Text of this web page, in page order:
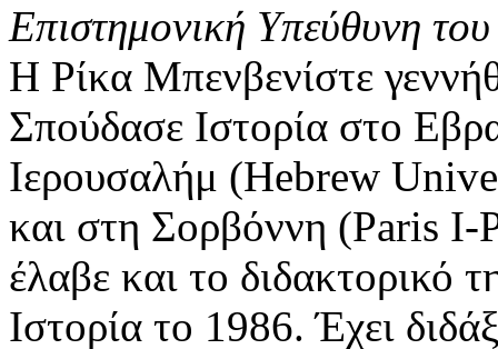
Επιστημονική Υπεύθυνη
Η Ρίκα Μπενβενίστε
Σπούδασε Ιστορία στο
Ιερουσαλήμ (Hebrew
και στη Σορβόννη (Paris I-
έλαβε και το διδακτορικό
Ιστορία το 1986. Έχει